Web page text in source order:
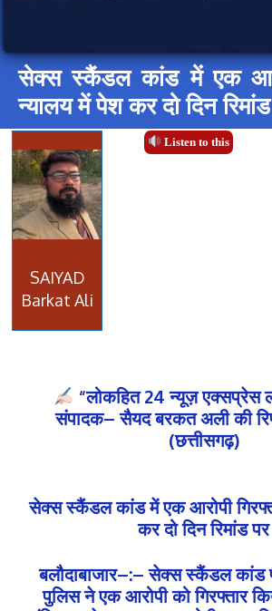
सेक्स स्कैंडल कांड में एक
न्यालय में पेश कर दो दिन
Listen to this
SAIYAD
Barkat Ali
“लोकहित 24 न्यूज़ एक्सप्रेस
संपादक– सैयद बरकत अली की
(छत्तीसगढ़)
सेक्स स्कैंडल कांड में एक आरोपी
कर दो दिन रिमांड पर
बलौदाबाजार–:– सेक्स स्कैंडल कांड
पुलिस ने एक आरोपी को गिरफ्तार